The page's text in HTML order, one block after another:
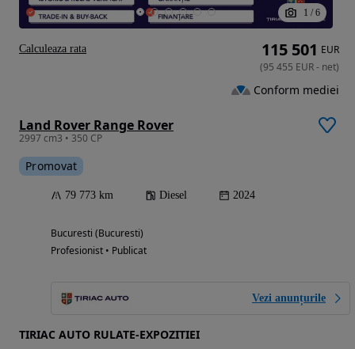
1 / 6
Land Rover Range Rover
2997 cm3 • 350 CP
Promovat
79 773 km Diesel 2024
Bucuresti (Bucuresti)
Profesionist • Publicat
Vezi anunțurile
TIRIAC AUTO RULATE-EXPOZITIEI
115 501 EUR
(95 455 EUR- net)
Conform mediei
Calculeaza rata